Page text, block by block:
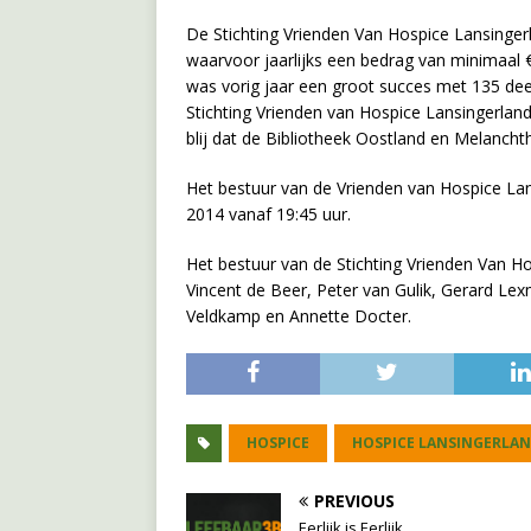
De Stichting Vrienden Van Hospice
waarvoor jaarlijks een bedrag van minimaal
was vorig jaar een groot succes met 135
Stichting Vrienden van Hospice
blij dat de Bibliotheek Oostland en
Het bestuur van de Vrienden van Hospice
2014 vanaf 19:45 uur.
Het bestuur van de Stichting Vrienden Van
Vincent de Beer, Peter van Gulik, Gerard
Veldkamp en Annette Docter.
HOSPICE HOSPICE
PREVIOUS